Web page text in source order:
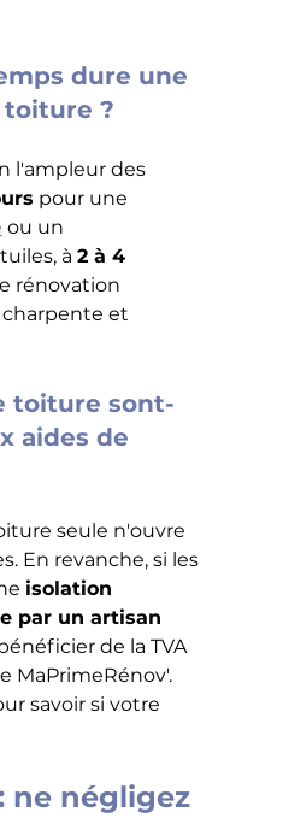
dure une
?
l'ampleur des
pour une
ou un
à 2 à 4
rénovation
et
toiture sont-
aides de
seule n'ouvre
En revanche, si les
isolation
par un artisan
de la TVA
MaPrimeRénov'.
savoir si votre
ne négligez